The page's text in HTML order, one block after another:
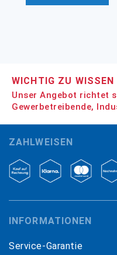
WICHTIG ZU WISSEN
Unser Angebot richtet
Gewerbetreibende,
ZAHLWEISEN
INFORMATIONEN
Service-Garantie